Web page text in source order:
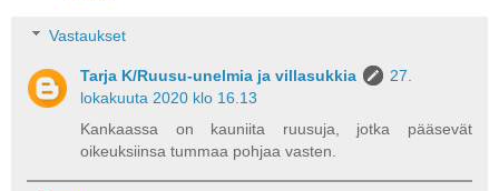
Vastaukset
Tarja K/Ruusu-unelmia ja villasukkia
27.
lokakuuta 2020 klo 16.13
Kankaassa on kauniita ruusuja, jotka pääsevät
oikeuksiinsa tummaa pohjaa vasten.